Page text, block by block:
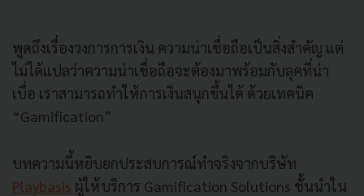
พูดถึงเรื่องวงการการเงิน ความน่าเชื่อถือเป็นสิ่งสำคัญ แต่
ไม่ได้แปลว่าความน่าเชื่อถือจะต้องมาพร้อมกับลุคที่น่า
เบื่อ เราสามารถทำให้การเงินสนุกขึ้นได้ ด้วยเทคนิค
“Gamification”
บทความนี้หยิบยกประสบการณ์ทำจริงจากบริษัท
Playbasis ผู้ให้บริการ Gamification Solutions ชั้นนำใน